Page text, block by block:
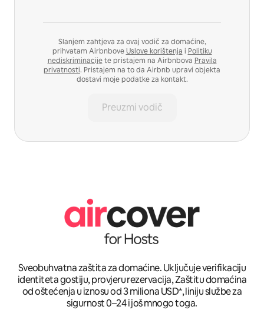
Slanjem zahtjeva za ovaj vodič za domaćine,
prihvatam AirbnboveUslove korištenja i Politiku
nediskriminacijete pristajem na Airbnbova Pravila
privatnosti. Pristajem na to da Airbnb upravi objekta
dostavi moje podatke za kontakt.
Preuzmi vodič
Sveobuhvatna zaštita za domaćine. Uključuje verifikaciju
identiteta gostiju, provjeru rezervacija, Zaštitu domaćina
od oštećenja u iznosu od 3 miliona USD*, liniju službe za
sigurnost 0–24 i još mnogo toga.